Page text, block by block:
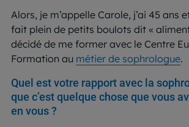
Alors, je m’appelle Carole, j’ai 45 ans
fait plein de petits boulots dit «
décidé de me former avec le Centre
Formation au métier de sophrologue.
Quel est votre rapport avec la
que c’est quelque chose que vous
en vous ?